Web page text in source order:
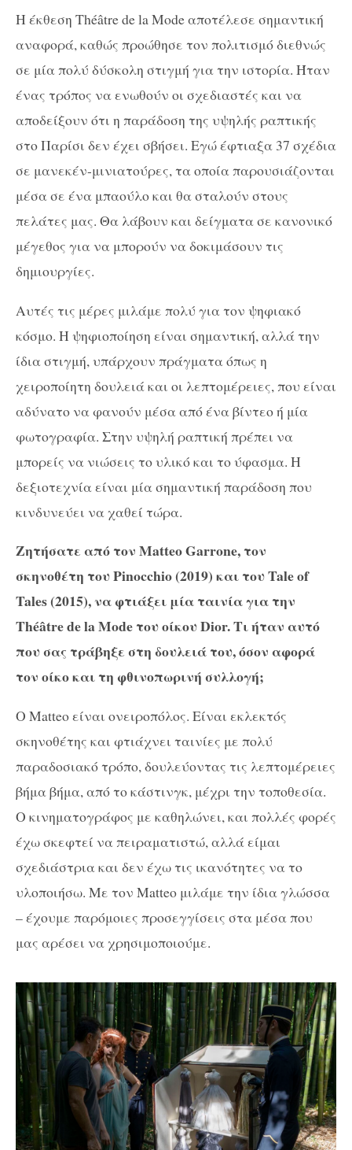
Η έκθεση Théâtre de la Mode αποτέλεσε σημαντική
αναφορά, καθώς προώθησε τον πολιτισμό διεθνώς
σε μία πολύ δύσκολη στιγμή για την ιστορία. Ήταν
ένας τρόπος να ενωθούν οι σχεδιαστές και να
αποδείξουν ότι η παράδοση της υψηλής ραπτικής
στο Παρίσι δεν έχει σβήσει. Εγώ έφτιαξα 37 σχέδια
σε μανεκέν-μινιατούρες, τα οποία παρουσιάζονται
μέσα σε ένα μπαούλο και θα σταλούν στους
πελάτες μας. Θα λάβουν και δείγματα σε κανονικό
μέγεθος για να μπορούν να δοκιμάσουν τις
δημιουργίες.
Αυτές τις μέρες μιλάμε πολύ για τον ψηφιακό
κόσμο. Η ψηφιοποίηση είναι σημαντική, αλλά την
ίδια στιγμή, υπάρχουν πράγματα όπως η
χειροποίητη δουλειά και οι λεπτομέρειες, που είναι
αδύνατο να φανούν μέσα από ένα βίντεο ή μία
φωτογραφία. Στην υψηλή ραπτική πρέπει να
μπορείς να νιώσεις το υλικό και το ύφασμα. Η
δεξιοτεχνία είναι μία σημαντική παράδοση που
κινδυνεύει να χαθεί τώρα.
Ζητήσατε από τον Matteo Garrone, τον
σκηνοθέτη του Pinocchio (2019) και του Tale of
Tales (2015), να φτιάξει μία ταινία για την
Théâtre de la Mode του οίκουDior. Τι ήταν αυτό
που σας τράβηξε στη δουλειά του, όσον αφορά
τον οίκο και τη φθινοπωρινή συλλογή;
Ο Matteo είναι ονειροπόλος. Είναι εκλεκτός
σκηνοθέτης και φτιάχνει ταινίες με πολύ
παραδοσιακό τρόπο, δουλεύοντας τις λεπτομέρειες
βήμα βήμα, από το κάστινγκ, μέχρι την τοποθεσία.
Ο κινηματογράφος με καθηλώνει, και πολλές φορές
έχω σκεφτεί να πειραματιστώ, αλλά είμαι
σχεδιάστρια και δεν έχω τις ικανότητες να το
υλοποιήσω. Με τον Matteo μιλάμε την ίδια γλώσσα
– έχουμε παρόμοιες προσεγγίσεις στα μέσα που
μας αρέσει να χρησιμοποιούμε.